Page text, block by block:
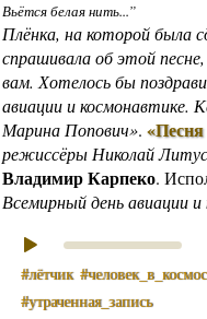
Вьётся белая нить...”
Плёнка, на которой была
спрашивала об этой
вам. Хотелось бы
авиации и космонавтике.
Марина Попович». «Песня
режиссёры Николай Литус
Владимир Карпеко.
Всемирный день авиации
#лётчик
#утраченная_запись